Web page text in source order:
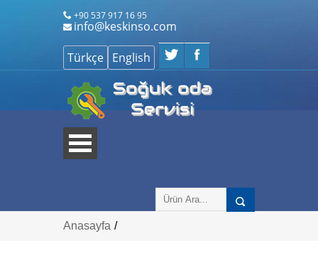
+90 537 917 16 95
info@keskinso.com
Anasayfa /